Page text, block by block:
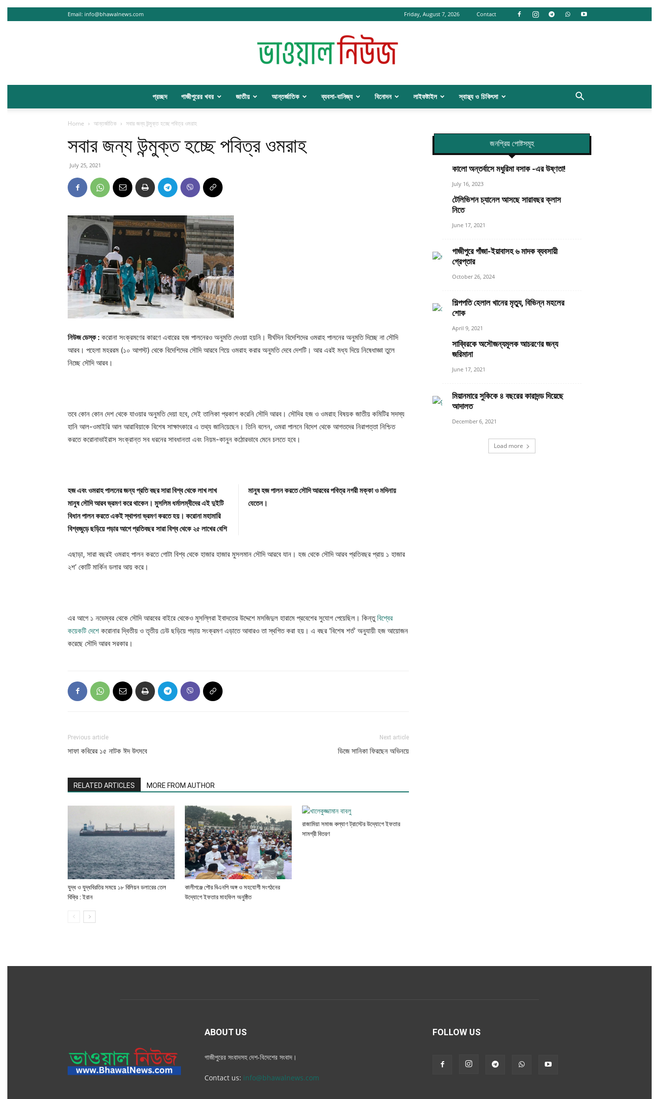
Friday, August 7, 2026 Contact
Email: info@bhawalnews.com
BhawalNews
প্রচ্ছদ গাজীপুরের খবর জাতীয় আন্তর্জাতিক ব্যবসা-বানিজ্য বিনোদন লাইফষ্টাইল স্বাস্থ্য ও চিকিৎসা
Home আন্তর্জাতিক সবার জন্য উন্মুক্ত হচ্ছে পবিত্র ওমরাহ
সবার জন্য উন্মুক্ত হচ্ছে পবিত্র ওমরাহ
July 25, 2021
নিউজ ডেস্ক : করোনা সংক্রমণের কারণে এবারের হজ পালনেরও অনুমতি দেওয়া হয়নি। দীর্ঘদিন বিদেশিদের ওমরাহ পালনের অনুমতি দিচ্ছে না সৌদি
আরব। পহেলা মহররম (১০ আগস্ট) থেকে বিদেশিদের সৌদি আরবে গিয়ে ওমরাহ করার অনুমতি দেবে দেশটি। আর এরই মধ্য দিয়ে নিষেধাজ্ঞা তুলে
নিচ্ছে সৌদি আরব।
তবে কোন কোন দেশ থেকে যাওয়ার অনুমতি দেয়া হবে, সেই তালিকা প্রকাশ করেনি সৌদি আরব। সৌদির হজ ও ওমরাহ বিষয়ক জাতীয় কমিটির সদস্য
হানি আল-ওমাইরি আল আরাবিয়াকে বিশেষ সাক্ষাৎকারে এ তথ্য জানিয়েছেন। তিনি বলেন, ওমরা পালনে বিদেশ থেকে আগতদের নিরাপত্তা নিশ্চিত
করতে করোনাভাইরাস সংক্রান্ত সব ধরনের সাবধানতা এবং নিয়ম-কানুন কঠোরভাবে মেনে চলতে হবে।
হজ এবং ওমরাহ পালনের জন্য প্রতি বছর সারা বিশ্ব থেকে লাখ লাখ
মানুষ সৌদি আরব ভ্রমণ করে থাকেন। মুসলিম ধর্মালম্বীদের এই দুইটি
বিধান পালন করতে একই স্থাপনা ভ্রমণ করতে হয়। করোনা মহামারি
বিশ্বজুড়ে ছড়িয়ে পড়ার আগে প্রতিবছর সারা বিশ্ব থেকে ২৫ লাখের বেশি
মানুষ হজ পালন করতে সৌদি আরবের পবিত্র নগরী মক্কা ও মদিনায়
যেতেন।
এছাড়া, সারা বছরই ওমরাহ পালন করতে গোটা বিশ্ব থেকে হাজার হাজার মুসলমান সৌদি আরবে যান। হজ থেকে সৌদি আরব প্রতিবছর প্রায় ১ হাজার
২শ’ কোটি মার্কিন ডলার আয় করে।
এর আগে ১ নভেম্বর থেকে সৌদি আরবের বাইরে থেকেও মুসল্লিরা ইবাদতের উদ্দেশে মসজিদুল হারামে প্রবেশের সুযোগ পেয়েছিল। কিন্তুবিশ্বের
কয়েকটি দেশে করোনার দ্বিতীয় ও তৃতীয় ঢেউ ছড়িয়ে পড়ায় সংক্রমণ এড়াতে আবারও তা স্থগিত করা হয়। এ বছর ‘বিশেষ শর্ত’ অনুযায়ী হজ আয়োজন
করেছে সৌদি আরব সরকার।
Previous article
সাফা কবিরের ১৫ নাটক ঈদ উৎসবে
Next article
ডিজে সানিকা ফিরছেন অভিনয়ে
RELATED ARTICLES MORE FROM AUTHOR
যুদ্ধ ও যুদ্ধবিরতির সময়ে ১৮ বিলিয়ন ডলারের তেল
বিক্রি : ইরান
কালীগঞ্জে পৌর বিএনপি অঙ্গ ও সহযোগী সংগঠনের
উদ্যোগে ইফতার মাহফিল অনুষ্ঠিত
রাজামিয়া সমাজ কল্যাণ ট্রাস্টের উদ্যোগে ইফতার
সামগ্রী বিতরণ
জনপ্রিয় পোষ্টসমূহ
কালো অন্তর্বাসে মধুরিমা বসাক -এর উষ্ণতা!
July 16, 2023
টেলিভিশন চ্যানেল আসছে সারাবছর ক্লাস
নিতে
June 17, 2021
গাজীপুরে গাঁজা-ইয়াবাসহ ৬ মাদক ব্যবসায়ী
গ্রেপ্তার
October 26, 2024
শিল্পপতি হেলাল খানের মৃত্যু, বিভিন্ন মহলের
শোক
April 9, 2021
সাব্বিরকে অসৌজন্যমূলক আচরণের জন্য
জরিমানা
June 17, 2021
মিয়ানমারে সুকিকে ৪ বছরের কারাদন্ড দিয়েছে
আদালত
December 6, 2021
Load more
ABOUT US
গাজীপুরের সংবাদসহ দেশ-বিদেশের সংবাদ।
Contact us: info@bhawalnews.com
FOLLOW US